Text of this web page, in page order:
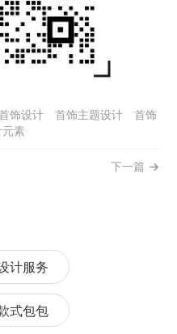
饰设计 首饰主题设计
首饰
元素
下一篇
计服务
式包包